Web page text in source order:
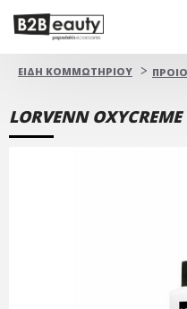
ΕΙΔΗ ΚΟΜΜΩΤΗΡΙΟΥ
LORVENN